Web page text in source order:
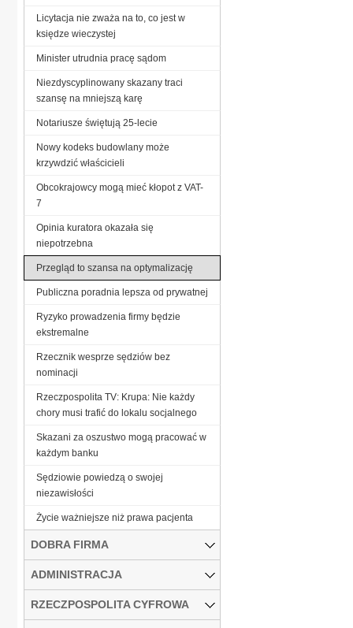
Licytacja nie zważa na to, co jest w
księdze wieczystej
Minister utrudnia pracę sądom
Niezdyscyplinowany skazany traci
szansę na mniejszą karę
Notariusze świętują 25-lecie
Nowy kodeks budowlany może
krzywdzić właścicieli
Obcokrajowcy mogą mieć kłopot z VAT-
7
Opinia kuratora okazała się
niepotrzebna
Przegląd to szansa na optymalizację
Publiczna poradnia lepsza od prywatnej
Ryzyko prowadzenia firmy będzie
ekstremalne
Rzecznik wesprze sędziów bez
nominacji
Rzeczpospolita TV: Krupa: Nie każdy
chory musi trafić do lokalu socjalnego
Skazani za oszustwo mogą pracować w
każdym banku
Sędziowie powiedzą o swojej
niezawisłości
Życie ważniejsze niż prawa pacjenta
DOBRA FIRMA
ADMINISTRACJA
RZECZPOSPOLITA CYFROWA